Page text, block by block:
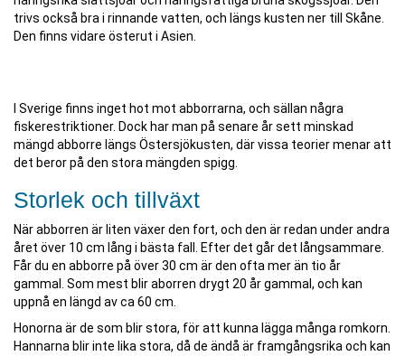
trivs också bra i rinnande vatten, och längs kusten ner till Skåne.
Den finns vidare österut i Asien.
I Sverige finns inget hot mot abborrarna, och sällan några
fiskerestriktioner. Dock har man på senare år sett minskad
mängd abborre längs Östersjökusten, där vissa teorier menar att
det beror på den stora mängden spigg.
Storlek och tillväxt
När abborren är liten växer den fort, och den är redan under andra
året över 10 cm lång i bästa fall. Efter det går det långsammare.
Får du en abborre på över 30 cm är den ofta mer än tio år
gammal. Som mest blir aborren drygt 20 år gammal, och kan
uppnå en längd av ca 60 cm.
Honorna är de som blir stora, för att kunna lägga många romkorn.
Hannarna blir inte lika stora, då de ändå är framgångsrika och kan